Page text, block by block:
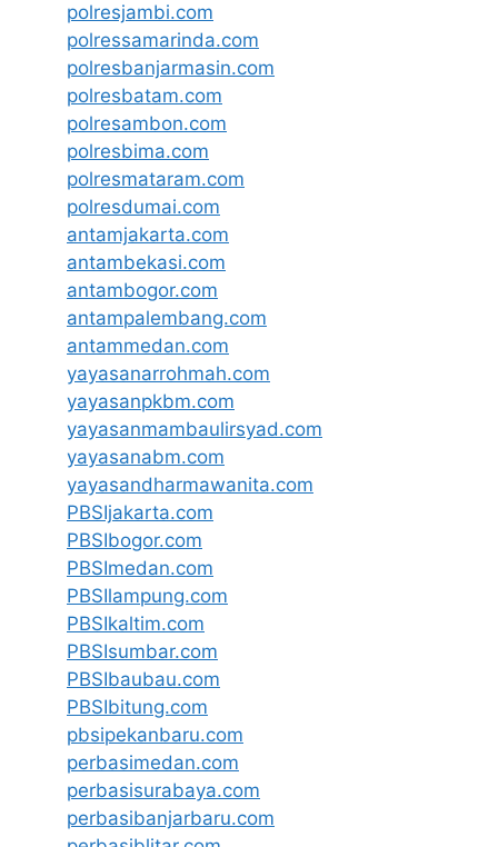
polresjambi.com
polressamarinda.com
polresbanjarmasin.com
polresbatam.com
polresambon.com
polresbima.com
polresmataram.com
polresdumai.com
antamjakarta.com
antambekasi.com
antambogor.com
antampalembang.com
antammedan.com
yayasanarrohmah.com
yayasanpkbm.com
yayasanmambaulirsyad.com
yayasanabm.com
yayasandharmawanita.com
PBSIjakarta.com
PBSIbogor.com
PBSImedan.com
PBSIlampung.com
PBSIkaltim.com
PBSIsumbar.com
PBSIbaubau.com
PBSIbitung.com
pbsipekanbaru.com
perbasimedan.com
perbasisurabaya.com
perbasibanjarbaru.com